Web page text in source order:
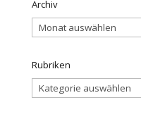
Archiv
Archiv
Rubriken
Rubriken